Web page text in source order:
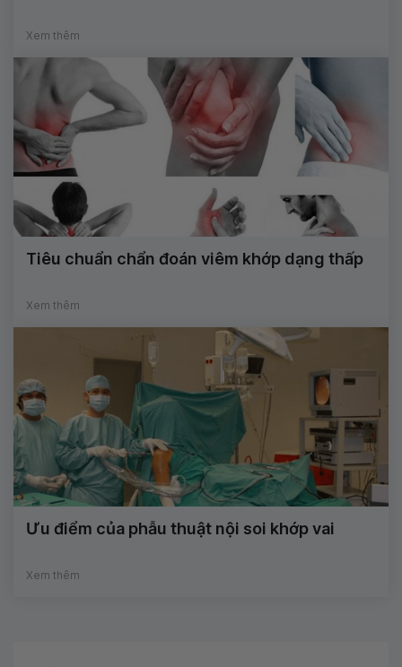
Xem thêm
Tiêu chuẩn chẩn đoán viêm khớp dạng thấp
Xem thêm
Ưu điểm của phẫu thuật nội soi khớp vai
Xem thêm